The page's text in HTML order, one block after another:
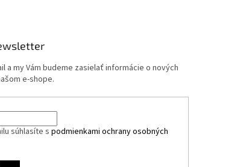
a my Vám budeme zasielať informácie o nových
e-shope.
súhlasíte spodmienkami ochrany osobných